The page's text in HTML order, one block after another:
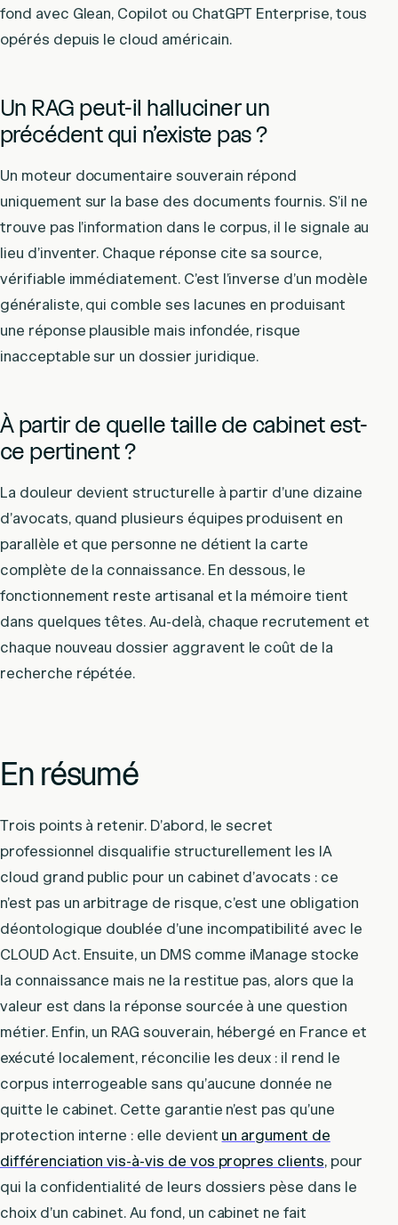
fond avec Glean, Copilot ou ChatGPT Enterprise, tous
opérés depuis le cloud américain.
Un RAG peut-il halluciner un
précédent qui n’existe pas ?
Un moteur documentaire souverain répond
uniquement sur la base des documents fournis. S’il ne
trouve pas l’information dans le corpus, il le signale au
lieu d’inventer. Chaque réponse cite sa source,
vérifiable immédiatement. C’est l’inverse d’un modèle
généraliste, qui comble ses lacunes en produisant
une réponse plausible mais infondée, risque
inacceptable sur un dossier juridique.
À partir de quelle taille de cabinet est-
ce pertinent ?
La douleur devient structurelle à partir d’une dizaine
d’avocats, quand plusieurs équipes produisent en
parallèle et que personne ne détient la carte
complète de la connaissance. En dessous, le
fonctionnement reste artisanal et la mémoire tient
dans quelques têtes. Au-delà, chaque recrutement et
chaque nouveau dossier aggravent le coût de la
recherche répétée.
En résumé
Trois points à retenir. D’abord, le secret
professionnel disqualifie structurellement les IA
cloud grand public pour un cabinet d’avocats : ce
n’est pas un arbitrage de risque, c’est une obligation
déontologique doublée d’une incompatibilité avec le
CLOUD Act. Ensuite, un DMS comme iManage stocke
la connaissance mais ne la restitue pas, alors que la
valeur est dans la réponse sourcée à une question
métier. Enfin, un RAG souverain, hébergé en France et
exécuté localement, réconcilie les deux : il rend le
corpus interrogeable sans qu’aucune donnée ne
quitte le cabinet. Cette garantie n’est pas qu’une
protection interne : elle devient un argument de
différenciation vis-à-vis de vos propres clients, pour
qui la confidentialité de leurs dossiers pèse dans le
choix d’un cabinet. Au fond, un cabinet ne fait